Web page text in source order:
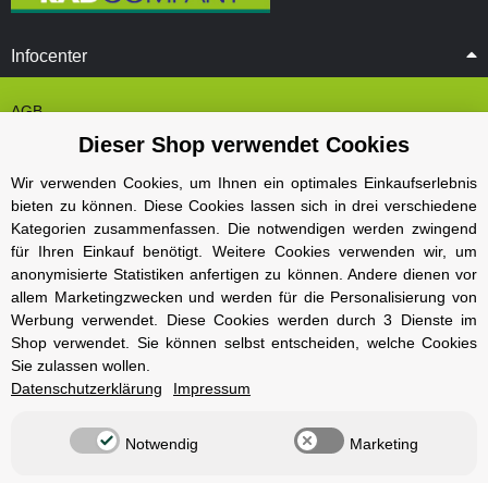
Infocenter
AGB
Cookie Einstelungen
Datenschutz
Impressum
Kontakt und Öffnungszeiten
Versand und Zahlungsarten
Widerrufsbelehrung
Radcompany
Berlin Schöneberg
Dieser Shop verwendet Cookies
Wir verwenden Cookies, um Ihnen ein optimales Einkaufserlebnis
bieten zu können. Diese Cookies lassen sich in drei verschiedene
Kategorien zusammenfassen. Die notwendigen werden zwingend
für Ihren Einkauf benötigt. Weitere Cookies verwenden wir, um
anonymisierte Statistiken anfertigen zu können. Andere dienen vor
allem Marketingzwecken und werden für die Personalisierung von
Werbung verwendet. Diese Cookies werden durch 3 Dienste im
Shop verwendet. Sie können selbst entscheiden, welche Cookies
Sie zulassen wollen.
Datenschutzerklärung
Impressum
Notwendig Marketing